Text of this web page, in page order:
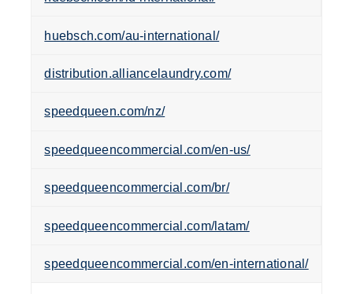
huebsch.com/au-international/
distribution.alliancelaundry.com/
speedqueen.com/nz/
speedqueencommercial.com/en-us/
speedqueencommercial.com/br/
speedqueencommercial.com/latam/
speedqueencommercial.com/en-international/